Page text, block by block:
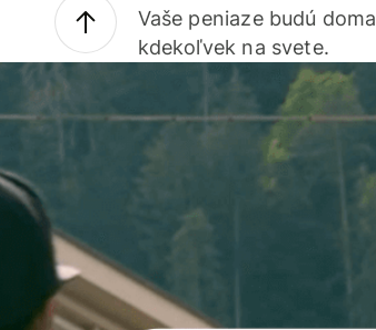
Vaše peniaze budú doma
kdekoľvek na svete.